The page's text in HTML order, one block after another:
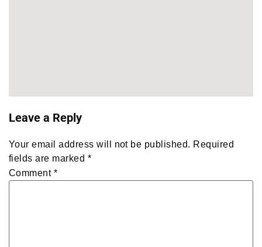
Leave a Reply
Your email address will not be published. Required
fields are marked *
Comment *